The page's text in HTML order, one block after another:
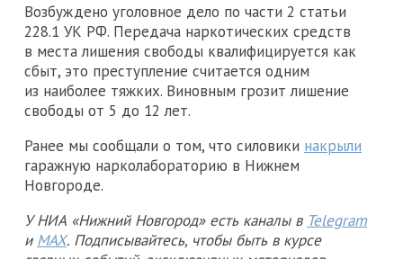
Возбуждено уголовное дело по части 2 статьи
228.1 УК РФ. Передача наркотических средств
в места лишения свободы квалифицируется как
сбыт, это преступление считается одним
из наиболее тяжких. Виновным грозит лишение
свободы от 5 до 12 лет.
Ранее мы сообщали о том, что силовики накрыли
гаражную нарколабораторию в Нижнем
Новгороде.
У НИА «Нижний Новгород» есть каналы в Telegram
и MAX. Подписывайтесь, чтобы быть в курсе